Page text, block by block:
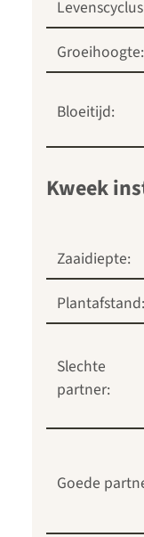
Groeihoogte:
Bloeitijd:
Kweek
Zaaidiepte:
Plantafstand:
Slechte
partner:
Goede